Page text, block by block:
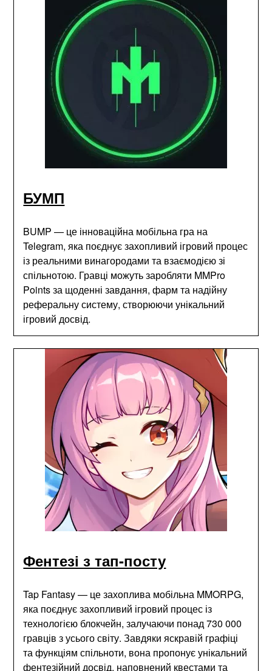
БУМП
BUMP — це інноваційна мобільна гра на
Telegram, яка поєднує захопливий ігровий процес
із реальними винагородами та взаємодією зі
спільнотою. Гравці можуть заробляти MMPro
Points за щоденні завдання, фарм та надійну
реферальну систему, створюючи унікальний
ігровий досвід.
Фентезі з тап-посту
Tap Fantasy — це захоплива мобільна MMORPG,
яка поєднує захопливий ігровий процес із
технологією блокчейн, залучаючи понад 730 000
гравців з усього світу. Завдяки яскравій графіці
та функціям спільноти, вона пропонує унікальний
фентезійний досвід, наповнений квестами та